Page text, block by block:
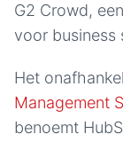
G2 Crowd,
voor business
Het
Management
benoemt